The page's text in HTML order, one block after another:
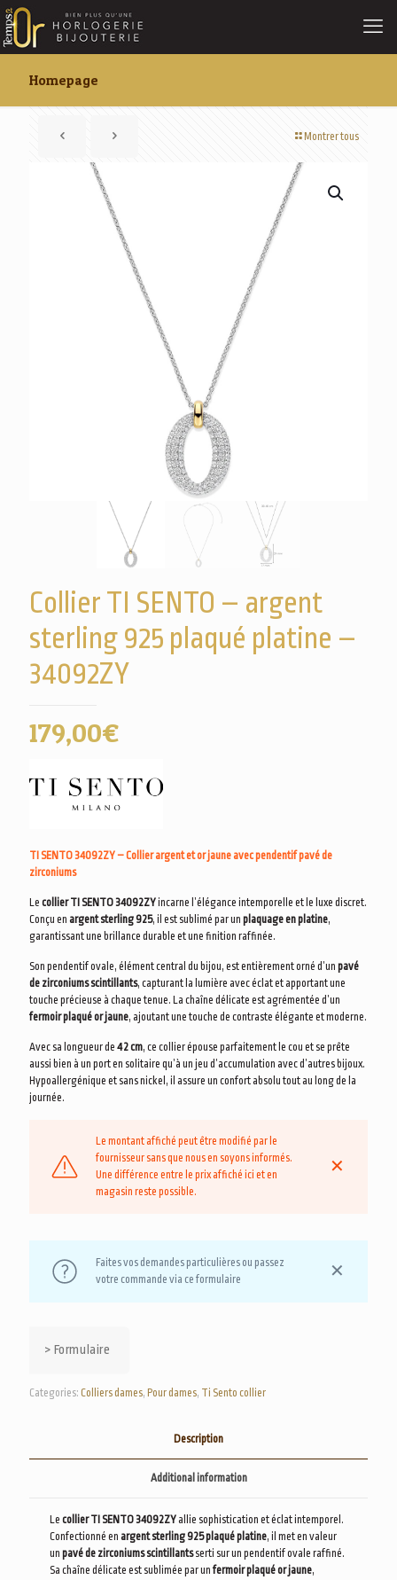
Homepage
Montrer tous
Collier TI SENTO – argent
sterling 925 plaqué platine –
34092ZY
179,00€
TI SENTO 34092ZY – Collier argent et or jaune avec pendentif pavé de
zirconiums
Le collier TI SENTO 34092ZYincarne l’élégance intemporelle et le luxe discret.
Conçu en argent sterling 925, il est sublimé par un plaquage en platine,
garantissant une brillance durable et une finition raffinée.
Son pendentif ovale, élément central du bijou, est entièrement orné d’un pavé
de zirconiums scintillants, capturant la lumière avec éclat et apportant une
touche précieuse à chaque tenue. La chaîne délicate est agrémentée d’un
fermoir plaqué or jaune, ajoutant une touche de contraste élégante et moderne.
Avec sa longueur de 42 cm, ce collier épouse parfaitement le cou et se prête
aussi bien à un port en solitaire qu’à un jeu d’accumulation avec d’autres bijoux.
Hypoallergénique et sans nickel, il assure un confort absolu tout au long de la
journée.
Le montant affiché peut être modifié par le
fournisseur sans que nous en soyons informés.
Une différence entre le prix affiché ici et en
magasin reste possible.
✕
Faites vos demandes particulières ou passez
votre commande via ce formulaire
✕
> Formulaire
Categories: Colliers dames, Pour dames, Ti Sento collier
Description
Additional information
Lecollier TI SENTO 34092ZY allie sophistication et éclat intemporel.
Confectionné enargent sterling 925 plaqué platine, il met en valeur
unpavé de zirconiums scintillantsserti sur un pendentif ovale raffiné.
Sa chaîne délicate est sublimée par unfermoir plaqué or jaune,